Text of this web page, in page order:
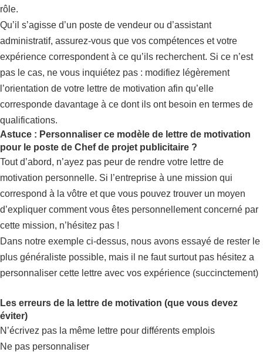
rôle.
Qu’il s’agisse d’un poste de vendeur ou d’assistant
administratif, assurez-vous que vos compétences et votre
expérience correspondent à ce qu’ils recherchent. Si ce n’est
pas le cas, ne vous inquiétez pas : modifiez légèrement
l’orientation de votre lettre de motivation afin qu’elle
corresponde davantage à ce dont ils ont besoin en termes de
qualifications.
Astuce : Personnaliser ce modèle de lettre de motivation
pour le poste de Chef de projet publicitaire ?
Tout d’abord, n’ayez pas peur de rendre votre lettre de
motivation personnelle. Si l’entreprise à une mission qui
correspond à la vôtre et que vous pouvez trouver un moyen
d’expliquer comment vous êtes personnellement concerné par
cette mission, n’hésitez pas !
Dans notre exemple ci-dessus, nous avons essayé de rester le
plus généraliste possible, mais il ne faut surtout pas hésitez a
personnaliser cette lettre avec vos expérience (succinctement)
Les erreurs de la lettre de motivation (que vous devez
éviter)
N’écrivez pas la même lettre pour différents emplois
Ne pas personnaliser